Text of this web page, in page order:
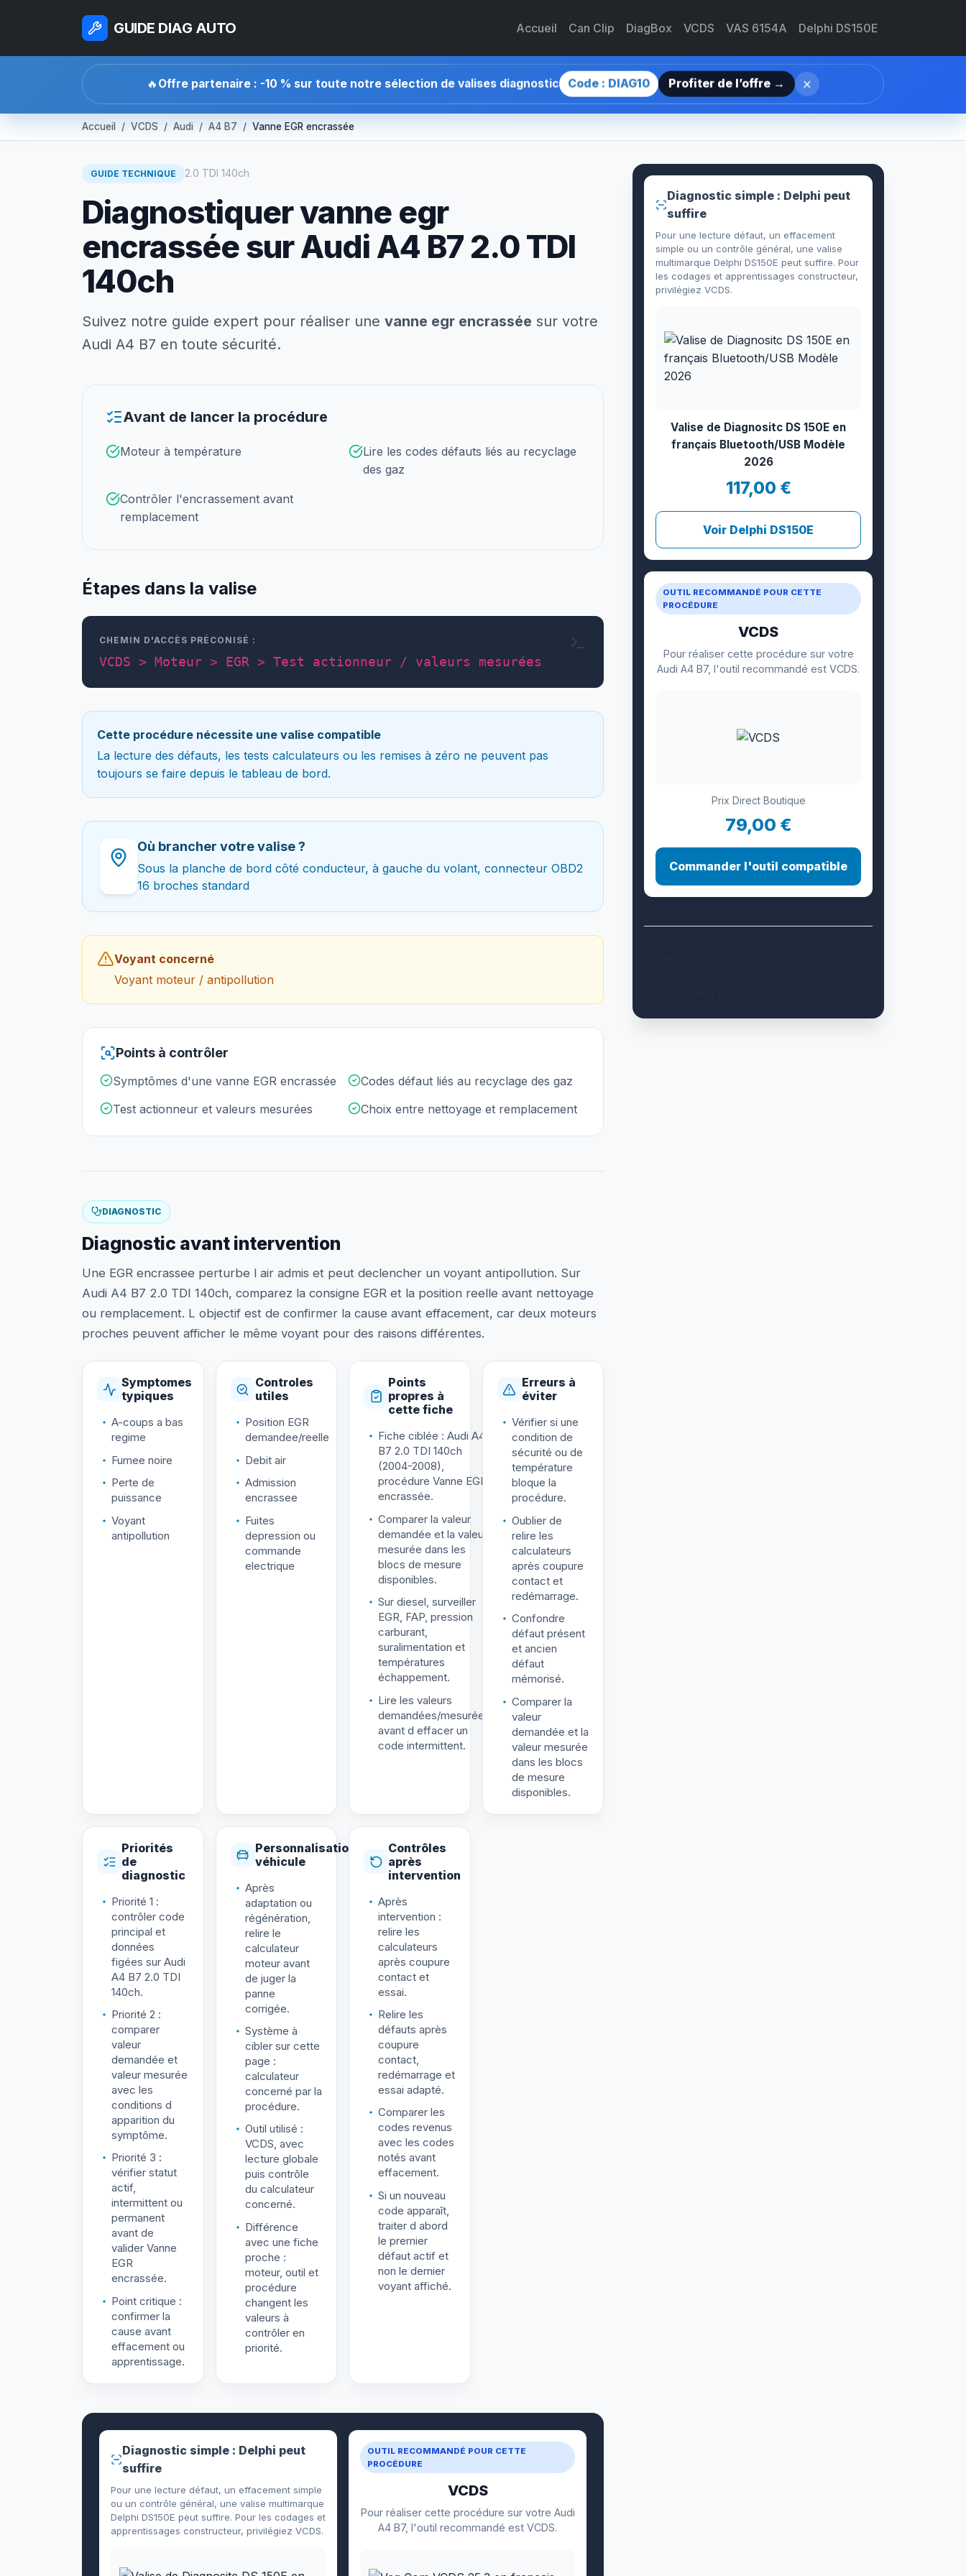
GUIDE DIAG AUTO Accueil Can Clip DiagBox VCDS VAS 6154A Delphi DS150E
🔥 Offre partenaire : -10 % sur toute notre sélection de valises diagnostic Code : DIAG10 Profiter de l’offre → ×
Accueil VCDS Audi A4 B7 Vanne EGR encrassée
GUIDE TECHNIQUE 2.0 TDI 140ch
Diagnostiquer vanne egr
encrassée sur Audi A4 B7 2.0 TDI
140ch
Suivez notre guide expert pour réaliser une vanne egr encrassée sur votre
Audi A4 B7 en toute sécurité.
Avant de lancer la procédure
Moteur à température
Lire les codes défauts liés au recyclage
des gaz
Contrôler l'encrassement avant
remplacement
Étapes dans la valise
CHEMIN D'ACCÈS PRÉCONISÉ :
VCDS > Moteur > EGR > Test actionneur / valeurs mesurées
Cette procédure nécessite une valise compatible
La lecture des défauts, les tests calculateurs ou les remises à zéro ne peuvent pas
toujours se faire depuis le tableau de bord.
Où brancher votre valise ?
Sous la planche de bord côté conducteur, à gauche du volant, connecteur OBD2
16 broches standard
Voyant concerné
Voyant moteur / antipollution
Points à contrôler
Symptômes d'une vanne EGR encrassée
Codes défaut liés au recyclage des gaz
Test actionneur et valeurs mesurées
Choix entre nettoyage et remplacement
DIAGNOSTIC
Diagnostic avant intervention
Une EGR encrassee perturbe l air admis et peut declencher un voyant antipollution. Sur
Audi A4 B7 2.0 TDI 140ch, comparez la consigne EGR et la position reelle avant nettoyage
ou remplacement. L objectif est de confirmer la cause avant effacement, car deux moteurs
proches peuvent afficher le même voyant pour des raisons différentes.
Symptomes
typiques
A-coups a bas
regime
Fumee noire
Perte de
puissance
Voyant
antipollution
Controles
utiles
Position EGR
demandee/reelle
Debit air
Admission
encrassee
Fuites
depression ou
commande
electrique
Points
propres à
cette fiche
Fiche ciblée : Audi A4
B7 2.0 TDI 140ch
(2004-2008),
procédure Vanne EGR
encrassée.
Comparer la valeur
demandée et la valeur
mesurée dans les
blocs de mesure
disponibles.
Sur diesel, surveiller
EGR, FAP, pression
carburant,
suralimentation et
températures
échappement.
Lire les valeurs
demandées/mesurées
avant d effacer un
code intermittent.
Erreurs à
éviter
Vérifier si une
condition de
sécurité ou de
température
bloque la
procédure.
Oublier de
relire les
calculateurs
après coupure
contact et
redémarrage.
Confondre
défaut présent
et ancien
défaut
mémorisé.
Comparer la
valeur
demandée et la
valeur mesurée
dans les blocs
de mesure
disponibles.
Priorités
de
diagnostic
Priorité 1 :
contrôler code
principal et
données
figées sur Audi
A4 B7 2.0 TDI
140ch.
Priorité 2 :
comparer
valeur
demandée et
valeur mesurée
avec les
conditions d
apparition du
symptôme.
Priorité 3 :
vérifier statut
actif,
intermittent ou
permanent
avant de
valider Vanne
EGR
encrassée.
Point critique :
confirmer la
cause avant
effacement ou
apprentissage.
Personnalisation
véhicule
Après
adaptation ou
régénération,
relire le
calculateur
moteur avant
de juger la
panne
corrigée.
Système à
cibler sur cette
page :
calculateur
concerné par la
procédure.
Outil utilisé :
VCDS, avec
lecture globale
puis contrôle
du calculateur
concerné.
Différence
avec une fiche
proche :
moteur, outil et
procédure
changent les
valeurs à
contrôler en
priorité.
Contrôles
après
intervention
Après
intervention :
relire les
calculateurs
après coupure
contact et
essai.
Relire les
défauts après
coupure
contact,
redémarrage et
essai adapté.
Comparer les
codes revenus
avec les codes
notés avant
effacement.
Si un nouveau
code apparaît,
traiter d abord
le premier
défaut actif et
non le dernier
voyant affiché.
OUTIL RECOMMANDÉ POUR CETTE
PROCÉDURE
VCDS
Pour réaliser cette procédure sur votre Audi
A4 B7, l'outil recommandé est VCDS.
Diagnostic simple : Delphi peut
suffire
Pour une lecture défaut, un effacement simple
ou un contrôle général, une valise multimarque
Delphi DS150E peut suffire. Pour les codages et
apprentissages constructeur, privilégiez VCDS.
OUTIL RECOMMANDÉ POUR CETTE
PROCÉDURE
VCDS
Pour réaliser cette procédure sur votre
Audi A4 B7, l'outil recommandé est VCDS.
Prix Direct Boutique
79,00 €
Commander l'outil compatible
Diagnostic simple : Delphi peut
suffire
Pour une lecture défaut, un effacement
simple ou un contrôle général, une valise
multimarque Delphi DS150E peut suffire. Pour
les codages et apprentissages constructeur,
privilégiez VCDS.
Valise de Diagnositc DS 150E en
français Bluetooth/USB Modèle
2026
117,00 €
Voir Delphi DS150E